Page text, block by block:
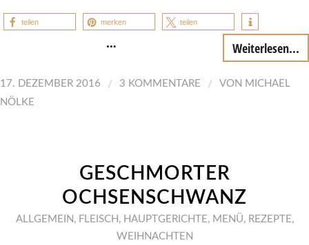
teilen merken teilen
… Weiterlesen...
17. DEZEMBER 2016 / 3 KOMMENTARE / VON MICHAEL
NÖLKE
GESCHMORTER
OCHSENSCHWANZ
ALLGEMEIN , FLEISCH , HAUPTGERICHTE, MENÜ, REZEPTE,
WEIHNACHTEN